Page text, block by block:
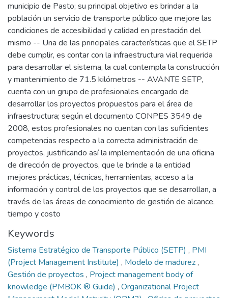
municipio de Pasto; su principal objetivo es brindar a la
población un servicio de transporte público que mejore las
condiciones de accesibilidad y calidad en prestación del
mismo -- Una de las principales características que el SETP
debe cumplir, es contar con la infraestructura vial requerida
para desarrollar el sistema, la cual contempla la construcción
y mantenimiento de 71.5 kilómetros -- AVANTE SETP,
cuenta con un grupo de profesionales encargado de
desarrollar los proyectos propuestos para el área de
infraestructura; según el documento CONPES 3549 de
2008, estos profesionales no cuentan con las suficientes
competencias respecto a la correcta administración de
proyectos, justificando así la implementación de una oficina
de dirección de proyectos, que le brinde a la entidad
mejores prácticas, técnicas, herramientas, acceso a la
información y control de los proyectos que se desarrollan, a
través de las áreas de conocimiento de gestión de alcance,
tiempo y costo
Keywords
Sistema Estratégico de Transporte Público (SETP) , PMI
(Project Management Institute) , Modelo de madurez,
Gestión de proyectos , Project management body of
knowledge (PMBOK ® Guide) , Organizational Project